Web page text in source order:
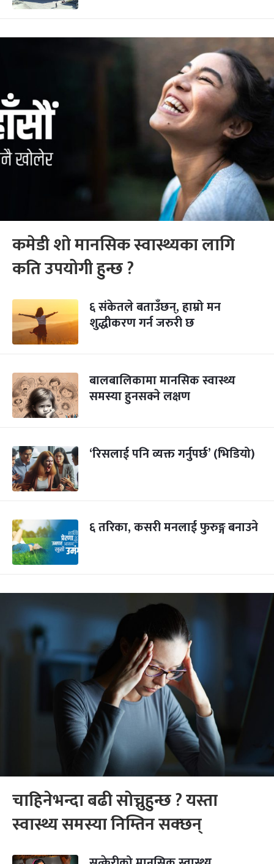
कमेडी शो मानसिक स्वास्थ्यका लागि
कति उपयोगी हुन्छ ?
६ संकेतले बताउँछन्, हाम्रो मन
शुद्धीकरण गर्न जरुरी छ
बालबालिकामा मानसिक स्वास्थ्य
समस्या हुनसक्ने लक्षण
‘रिसलाई पनि व्यक्त गर्नुपर्छ’ (भिडियो)
६ तरिका, कसरी मनलाई फुरुङ्ग बनाउने
चाहिनेभन्दा बढी सोच्नुहुन्छ ? यस्ता
स्वास्थ्य समस्या निम्तिन सक्छन्